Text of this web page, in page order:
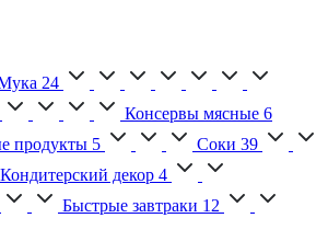
24
Консервы мясные 6
продукты 5 Соки 39
Кондитерский декор 4
Быстрые завтраки 12